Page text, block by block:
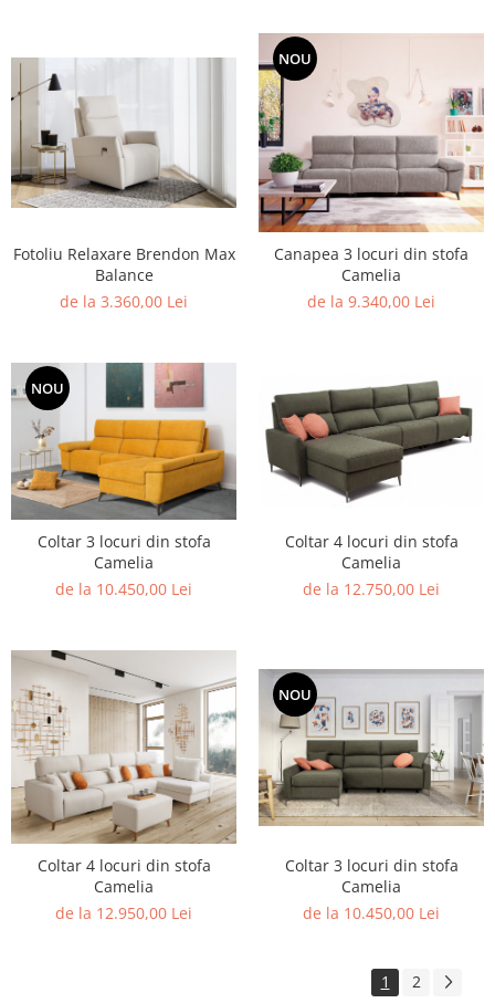
Fotoliu Relaxare Brendon Max
Balance
de la 3.360,00 Lei
NOU
Canapea 3 locuri din stofa
Camelia
de la 9.340,00 Lei
NOU
Coltar 3 locuri din stofa
Camelia
de la 10.450,00 Lei
Coltar 4 locuri din stofa
Camelia
de la 12.750,00 Lei
Coltar 4 locuri din stofa
Camelia
de la 12.950,00 Lei
NOU
Coltar 3 locuri din stofa
Camelia
de la 10.450,00 Lei
1 2